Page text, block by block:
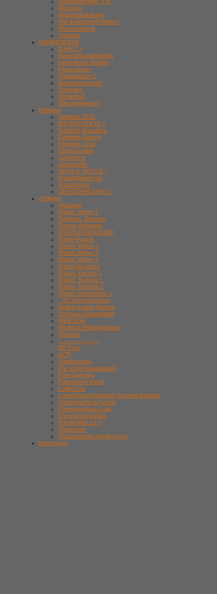
Weltempfänger / DX
Werbung
Widerstandskode
Wie funktioniert Radio?
Wissensstand
Youtube
KOMPENDIUM
INHALT >
Beschaffungsquellen
Fehlersuch-Tabelle
Reparaturen
Reparaturen 2
Restaurierungen
Sammeln
Sicherheit
Wie reparieren?
Detektor
Detektor 2022
BAUPROJEKTE >
Detektor-Bausätze
Detektor-Galerie
Detektor-Links
Gäste-Geräte
Gollodyne
Geschichte
TIPPS & TRICKS >
Kristalldetekoren
Kristallhörer
VERSCHIEDENES >
Anderes
Altamont
Rätsel. Bilder 1
Flatrates, Streams
Presse-Anfragen
RADIO-FORUM WGF
Radio-Puzzle
Rätsel. Bilder 2
Rätsel. Bilder 3
Rätsel. Bilder 4
Rätsel 90 Jahre
Rätsel. Person 1
Rätsel. Technik 1
Rätsel. Technik 2
Rätsel. Geschichte 1
.. 25 Jahre Wumpus
Rettet-unsere-Radios
Voxhaus-Gedenktafel
WEB-SDR
Wumpus-Publikationen
Youtube
---------------------
Off Topic
ACR
Amateurfunk
Die echte Havelquelle
Foto-Galerien
Fotogalerie privat
Luftbrücke
Lomo/Pearl/Somikron Kamera Bausatz
Photographica-Forum
Photographica-Liste
Cinematographica
RAUM-WELLE >
Schleusen
Wochenende auf der Insel
Impressum